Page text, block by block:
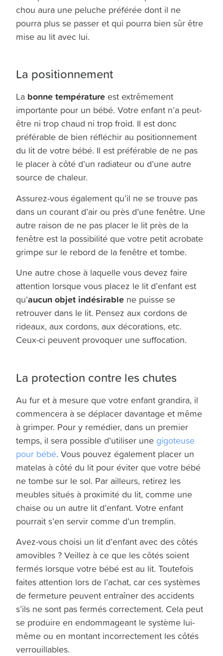
chou aura une peluche préférée dont il ne
pourra plus se passer et qui pourra bien sûr être
mise au lit avec lui.
La positionnement
La bonne température est extrêmement
importante pour un bébé. Votre enfant n’a peut-
être ni trop chaud ni trop froid. Il est donc
préférable de bien réfléchir au positionnement
du lit de votre bébé. Il est préférable de ne pas
le placer à côté d’un radiateur ou d’une autre
source de chaleur.
Assurez-vous également qu’il ne se trouve pas
dans un courant d’air ou près d’une fenêtre. Une
autre raison de ne pas placer le lit près de la
fenêtre est la possibilité que votre petit acrobate
grimpe sur le rebord de la fenêtre et tombe.
Une autre chose à laquelle vous devez faire
attention lorsque vous placez le lit d’enfant est
qu’aucun objet indésirable ne puisse se
retrouver dans le lit. Pensez aux cordons de
rideaux, aux cordons, aux décorations, etc.
Ceux-ci peuvent provoquer une suffocation.
La protection contre les chutes
Au fur et à mesure que votre enfant grandira, il
commencera à se déplacer davantage et même
à grimper. Pour y remédier, dans un premier
temps, il sera possible d’utiliser une gigoteuse
pour bébé. Vous pouvez également placer un
matelas à côté du lit pour éviter que votre bébé
ne tombe sur le sol. Par ailleurs, retirez les
meubles situés à proximité du lit, comme une
chaise ou un autre lit d’enfant. Votre enfant
pourrait s’en servir comme d’un tremplin.
Avez-vous choisi un lit d’enfant avec des côtés
amovibles ? Veillez à ce que les côtés soient
fermés lorsque votre bébé est au lit. Toutefois
faites attention lors de l’achat, car ces systèmes
de fermeture peuvent entraîner des accidents
s’ils ne sont pas fermés correctement. Cela peut
se produire en endommageant le système lui-
même ou en montant incorrectement les côtés
verrouillables.